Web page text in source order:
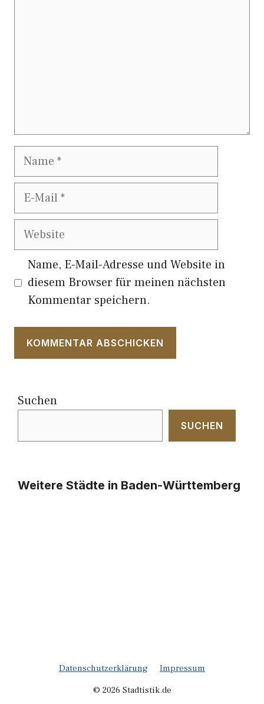
Name
E-
Website
Name, E-Mail-Adresse und Website in
diesem Browser für meinen nächsten
Kommentar speichern.
Suchen
SUCHEN
Weitere Städte in Baden-Württemberg
Datenschutzerklärung
Impressum
© 2026 Stadtistik.de